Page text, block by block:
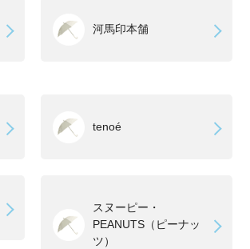
河馬印本舗
tenoé
スヌーピー・
PEANUTS（ピーナッ
ツ）